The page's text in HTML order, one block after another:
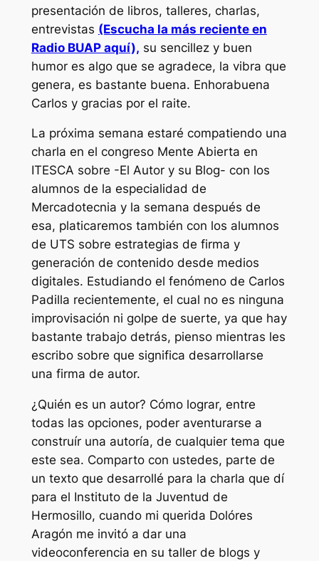
presentación de libros, talleres, charlas,
entrevistas (Escucha la más reciente en
Radio BUAP aquí), su sencillez y buen
humor es algo que se agradece, la vibra que
genera, es bastante buena. Enhorabuena
Carlos y gracias por el raite.
La próxima semana estaré compatiendo una
charla en el congreso Mente Abierta en
ITESCA sobre -El Autor y su Blog- con los
alumnos de la especialidad de
Mercadotecnia y la semana después de
esa, platicaremos también con los alumnos
de UTS sobre estrategias de firma y
generación de contenido desde medios
digitales. Estudiando el fenómeno de Carlos
Padilla recientemente, el cual no es ninguna
improvisación ni golpe de suerte, ya que hay
bastante trabajo detrás, pienso mientras les
escribo sobre que significa desarrollarse
una firma de autor.
¿Quién es un autor? Cómo lograr, entre
todas las opciones, poder aventurarse a
construír una autoría, de cualquier tema que
este sea. Comparto con ustedes, parte de
un texto que desarrollé para la charla que dí
para el Instituto de la Juventud de
Hermosillo, cuando mi querida Dolóres
Aragón me invitó a dar una
videoconferencia en su taller de blogs y